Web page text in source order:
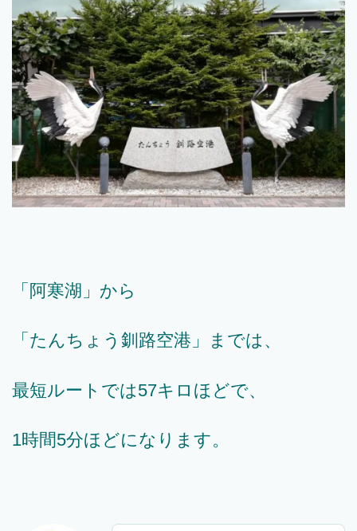
「阿寒湖」から
「たんちょう釧路空港」までは、
最短ルートでは57キロほどで、
1時間5分ほどになります。